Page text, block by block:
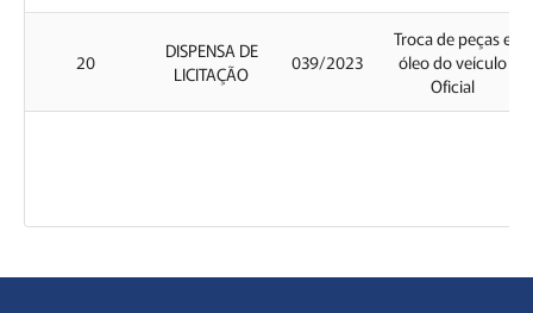
20
DISPENSA DE
LICITAÇÃO
039/2023
Troca de peças e
óleo do veículo
Oficial